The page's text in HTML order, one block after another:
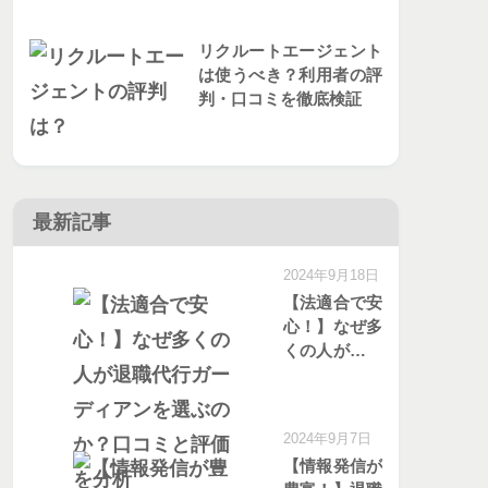
リクルートエージェント
は使うべき？利用者の評
判・口コミを徹底検証
最新記事
【法適合で安
心！】なぜ多
くの人が退職
評価を分析
2024年9月18日
【情報発信が
2024年9月7日